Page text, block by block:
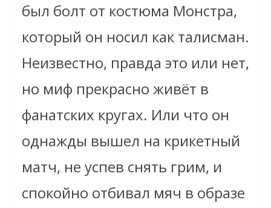
был болт от костюма Монстра,
который он носил как талисман.
Неизвестно, правда это или нет,
но миф прекрасно живёт в
фанатских кругах. Или что он
однажды вышел на крикетный
матч, не успев снять грим, и
спокойно отбивал мяч в образе